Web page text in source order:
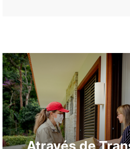
Através de